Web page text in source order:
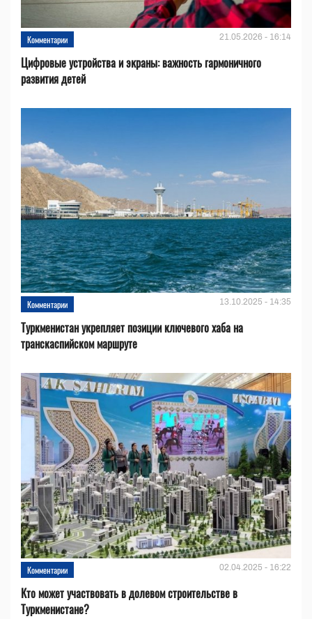
Комментарии 21.05.2026 - 16:14
Цифровые устройства и эĸраны: важность гармоничного
развития детей
Комментарии 13.10.2025 - 14:35
Туркменистан укрепляет позиции ключевого хаба на
транскаспийском маршруте
Комментарии 02.04.2025 - 16:22
Кто может участвовать в долевом строительстве в
Туркменистане?